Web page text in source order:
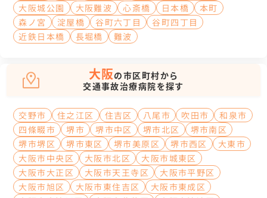
大阪城公園
大阪難波 心斎橋 日本橋
本町
森ノ宮
淀屋橋 谷町六丁目
谷町四丁目
近鉄日本橋
長堀橋 難波
大阪の市区町村から
交通事故治療病院を探す
交野市 住之江区 住吉区 八尾市 吹田市
和泉市
四條畷市
堺市 堺市中区 堺市北区
堺市南区
堺市堺区
堺市東区 堺市美原区 堺市西区
大東市
大阪市中央区
大阪市北区
大阪市城東区
大阪市大正区
大阪市天王寺区
大阪市平野区
大阪市旭区
大阪市東住吉区
大阪市東成区